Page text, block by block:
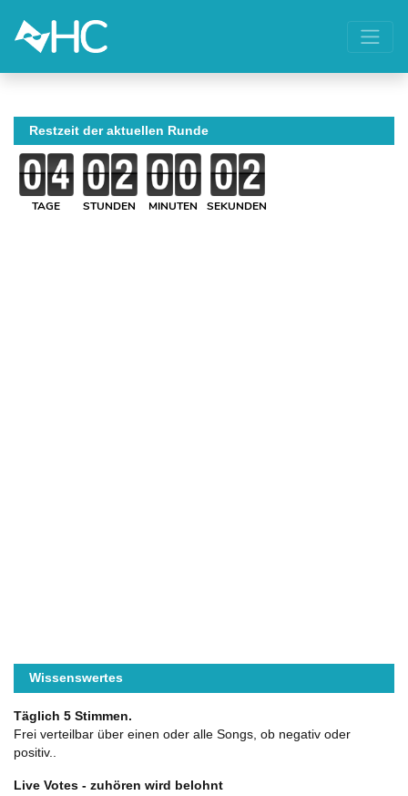
Restzeit der aktuellen Runde
TAGE STUNDEN MINUTEN SEKUNDEN
Wissenswertes
Täglich 5 Stimmen.
Frei verteilbar über einen oder alle Songs, ob negativ oder
positiv..
Live Votes - zuhören wird belohnt